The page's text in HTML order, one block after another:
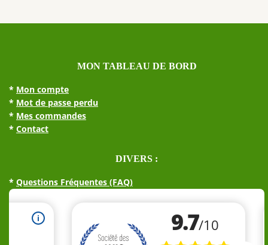
MON TABLEAU DE BORD
* Mon compte
* Mot de passe perdu
* Mes commandes
* Contact
DIVERS :
* Questions Fréquentes (FAQ)